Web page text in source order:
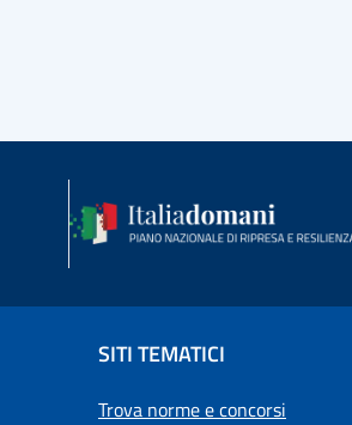
SITI TEMATICI
Trova norme e concorsi